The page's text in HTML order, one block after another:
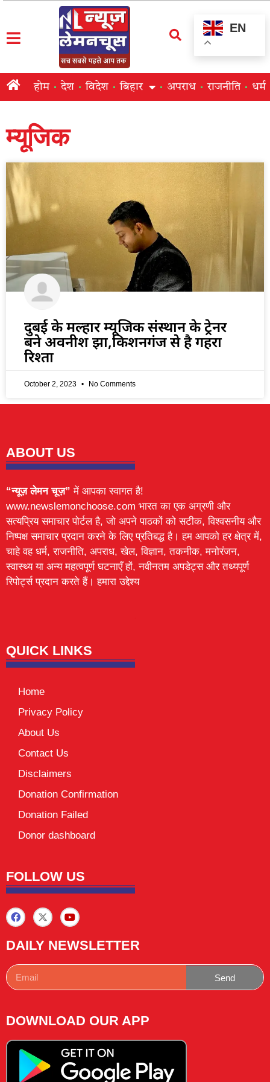
EN
होम देश विदेश बिहार अपराध राजनीति धर्म
म्यूजिक
दुबई के मल्हार म्यूजिक संस्थान के ट्रेनर
बने अवनीश झा,किशनगंज से है गहरा
रिश्ता
October 2, 2023 No Comments
ABOUT US
“न्यूज़ लेमन चूज़” में आपका स्वागत है!
www.newslemonchoose.com भारत का एक अग्रणी और
सत्यप्रिय समाचार पोर्टल है, जो अपने पाठकों को सटीक, विश्वसनीय और
निष्पक्ष समाचार प्रदान करने के लिए प्रतिबद्ध है। हम आपको हर क्षेत्र में,
चाहे वह धर्म, राजनीति, अपराध, खेल, विज्ञान, तकनीक, मनोरंजन,
स्वास्थ्य या अन्य महत्वपूर्ण घटनाएँ हों, नवीनतम अपडेट्स और तथ्यपूर्ण
रिपोर्ट्स प्रदान करते हैं। हमारा उद्देश्य
QUICK LINKS
Home
Privacy Policy
About Us
Contact Us
Disclaimers
Donation Confirmation
Donation Failed
Donor dashboard
FOLLOW US
DAILY NEWSLETTER
Send
DOWNLOAD OUR APP